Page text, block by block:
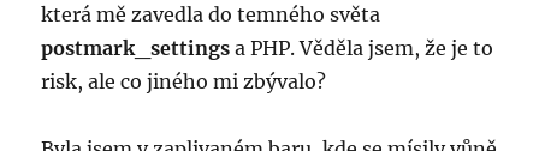
která mě zavedla do temného světa
postmark_settings a PHP. Věděla jsem, že je to
risk, ale co jiného mi zbývalo?